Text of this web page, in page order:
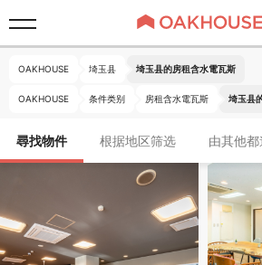
OAKHOUSE 埼玉县 埼玉县的房租含水電瓦斯
OAKHOUSE 条件类别 房租含水電瓦斯 埼玉县
尋找物件 根据地区筛选 由其他